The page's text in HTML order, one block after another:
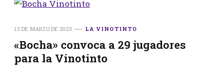
13 DE MARZO DE 2023 LA VINOTINTO
«Bocha» convoca a 29 jugadores
para la Vinotinto